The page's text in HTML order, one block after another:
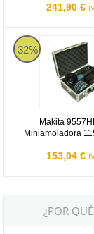
241,90 €
32%
Makita
Miniamoladora
153,04 €
Makita 9557HNRX3
¿POR